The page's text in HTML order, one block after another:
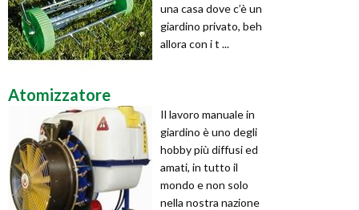
una casa dove c’è un
giardino privato, beh
allora con i t ...
Atomizzatore
Il lavoro manuale in
giardino è uno degli
hobby più diffusi ed
amati, in tutto il
mondo e non solo
nella nostra nazione